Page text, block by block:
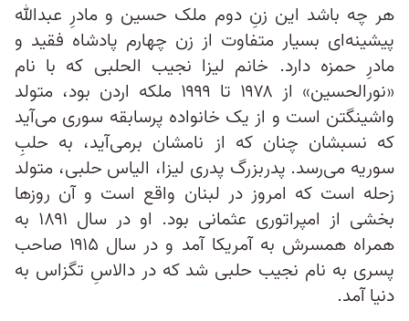
هر چه باشد این زنِ دوم ملک حسین و مادرِ عبدالله
پیشینه‌ای بسیار متفاوت از زن چهارم پادشاه فقید و
مادرِ حمزه دارد. خانم لیزا نجیب الحلبی که با نام
«نورالحسین» از ۱۹۷۸ تا ۱۹۹۹ ملکه اردن بود، متولد
واشینگتن است و از یک خانواده پرسابقه سوری می‌آید
که نسبشان چنان‌ که از نامشان برمی‌آید، به حلبِ
سوریه می‌رسد. پدربزرگ پدری لیزا، الیاس حلبی، متولد
زحله است که امروز در لبنان واقع است و آن‌ روزها
بخشی از امپراتوری عثمانی بود. او در سال ۱۸۹۱ به
همراه همسرش به آمریکا آمد و در سال ۱۹۱۵ صاحب
پسری به نام نجیب حلبی شد که در دالاسِ تگزاس به
دنیا آمد.